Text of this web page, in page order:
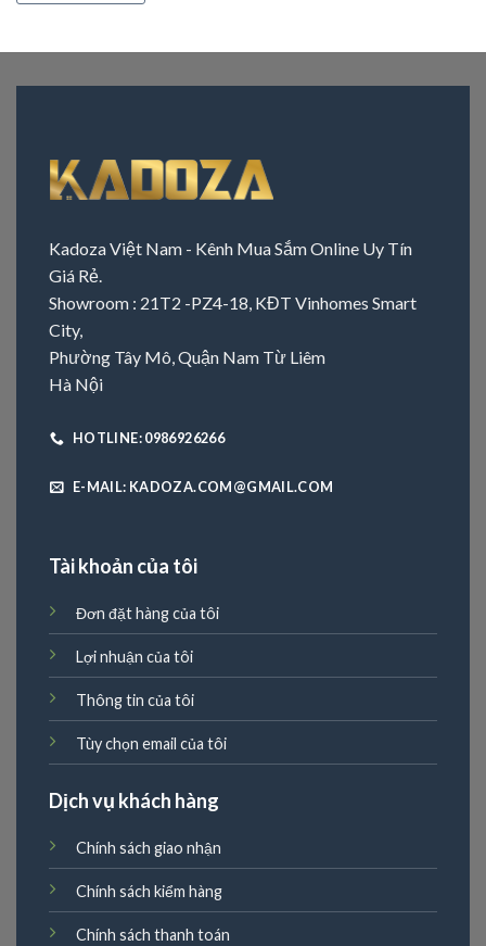
Kadoza Việt Nam - Kênh Mua Sắm Online Uy Tín
Giá Rẻ.
Showroom : 21T2 -PZ4-18, KĐT Vinhomes Smart
City,
Phường Tây Mô, Quận Nam Từ Liêm
Hà Nội
HOTLINE: 0986926266
E-MAIL: KADOZA.COM@GMAIL.COM
Tài khoản của tôi
Đơn đặt hàng của tôi
Lợi nhuận của tôi
Thông tin của tôi
Tùy chọn email của tôi
Dịch vụ khách hàng
Chính sách giao nhận
Chính sách kiểm hàng
Chính sách thanh toán